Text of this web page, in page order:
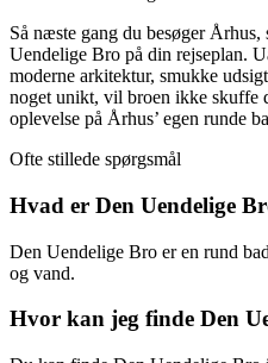
Så næste gang du besøger
Uendelige Bro på din rejseplan.
moderne arkitektur, smukke
noget unikt, vil broen ikke
oplevelse på Århus’ egen runde
Ofte stillede spørgsmål
Hvad er Den Uendelige
Den Uendelige Bro er en rund
og vand.
Hvor kan jeg finde Den